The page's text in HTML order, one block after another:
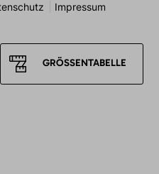
Impressum
GRÖSSENTABELLE